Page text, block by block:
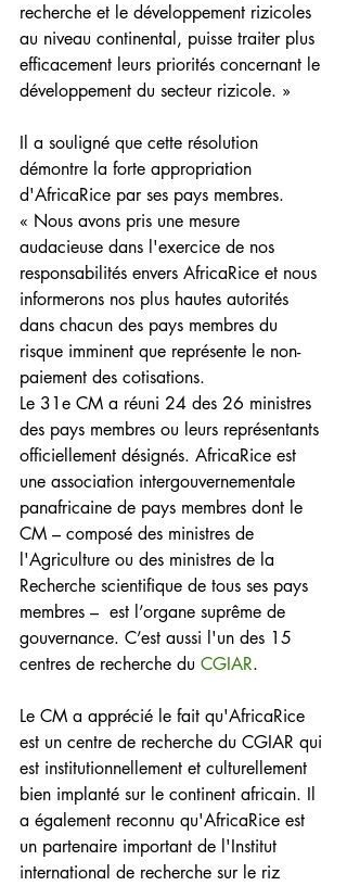
recherche et le développement rizicoles
au niveau continental, puisse traiter plus
efficacement leurs priorités concernant le
développement du secteur rizicole. »
Il a souligné que cette résolution
démontre la forte appropriation
d'AfricaRice par ses pays membres.
« Nous avons pris une mesure
audacieuse dans l'exercice de nos
responsabilités envers AfricaRice et nous
informerons nos plus hautes autorités
dans chacun des pays membres du
risque imminent que représente le non-
paiement des cotisations.
Le 31e CM a réuni 24 des 26 ministres
des pays membres ou leurs représentants
officiellement désignés. AfricaRice est
une association intergouvernementale
panafricaine de pays membres dont le
CM – composé des ministres de
l'Agriculture ou des ministres de la
Recherche scientifique de tous ses pays
membres –  est l’organe suprême de
gouvernance. C’est aussi l'un des 15
centres de recherche du CGIAR.
Le CM a apprécié le fait qu'AfricaRice
est un centre de recherche du CGIAR qui
est institutionnellement et culturellement
bien implanté sur le continent africain. Il
a également reconnu qu'AfricaRice est
un partenaire important de l'Institut
international de recherche sur le riz